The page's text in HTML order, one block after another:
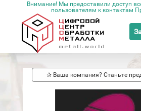
Внимание! Мы предоставили доступ
пользователям к контактам
✰ Ваша компания? Станьте